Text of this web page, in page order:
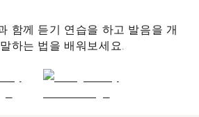
함께 듣기 연습을 하고 발음을 개
하는 법을 배워보세요.